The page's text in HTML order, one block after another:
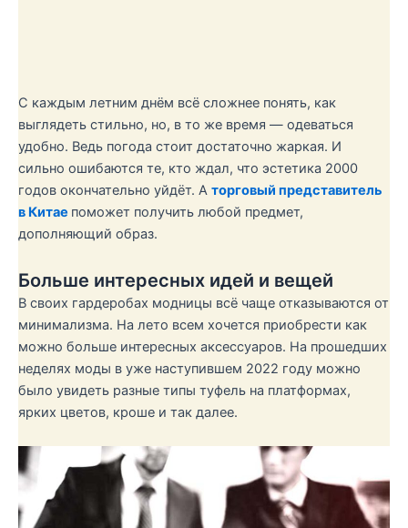
С каждым летним днём всё сложнее понять, как
выглядеть стильно, но, в то же время — одеваться
удобно. Ведь погода стоит достаточно жаркая. И
сильно ошибаются те, кто ждал, что эстетика 2000
годов окончательно уйдёт. А торговый представитель
в Китае поможет получить любой предмет,
дополняющий образ.
Больше интересных идей и вещей
В своих гардеробах модницы всё чаще отказываются от
минимализма. На лето всем хочется приобрести как
можно больше интересных аксессуаров. На прошедших
неделях моды в уже наступившем 2022 году можно
было увидеть разные типы туфель на платформах,
ярких цветов, кроше и так далее.